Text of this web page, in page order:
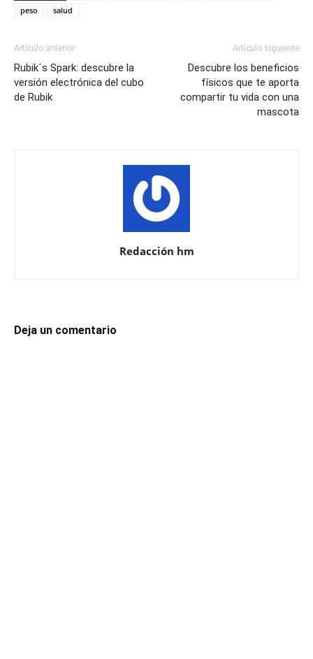
peso
salud
Artículo anterior
Rubik´s Spark: descubre la
versión electrónica del cubo
de Rubik
Artículo siguiente
Descubre los beneficios
físicos que te aporta
compartir tu vida con una
mascota
Redacción hm
Deja un comentario